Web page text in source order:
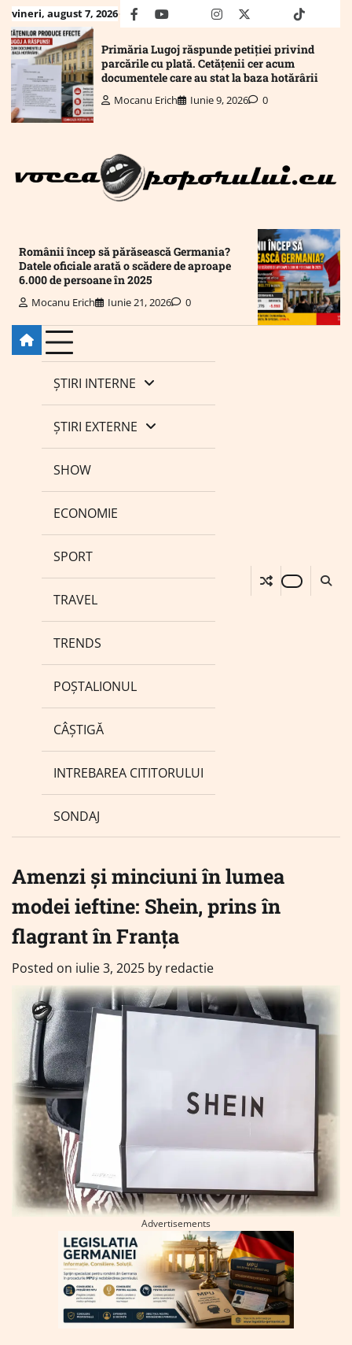
Skip
to
content
vineri, august 7, 2026 facebookyoutubeMailinstagram
twitter truthtiktok
Primăria Lugoj răspunde petiției privind
parcările cu plată. Cetățenii cer acum
documentele care au stat la baza hotărârii
Mocanu Erich Iunie 9, 2026 0
Românii încep să părăsească Germania?
Datele oficiale arată o scădere de aproape
6.000 de persoane în 2025
Mocanu Erich Iunie 21, 2026 0
ȘTIRI INTERNE
ȘTIRI EXTERNE
SHOW
ECONOMIE
SPORT
TRAVEL
TRENDS
POȘTALIONUL
CÂȘTIGĂ
INTREBAREA CITITORULUI
SONDAJ
Amenzi și minciuni în lumea
modei ieftine: Shein, prins în
flagrant în Franța
Posted on iulie 3, 2025 by redactie
Advertisements